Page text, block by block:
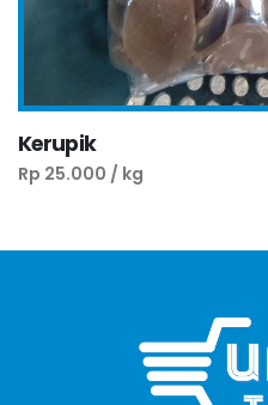
Kerupik
Rp 25.000 / kg